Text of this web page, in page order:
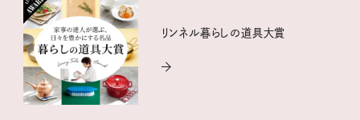
リンネル暮らしの道具大賞